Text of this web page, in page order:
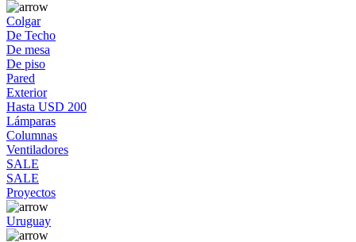
Colgar
De Techo
De mesa
De piso
Pared
Exterior
Hasta USD 200
Lámparas
Columnas
Ventiladores
SALE
SALE
Proyectos
Uruguay